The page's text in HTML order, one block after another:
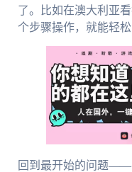
了。比如在澳大利亚
个步骤操作，就能轻
回到最开始的问题——